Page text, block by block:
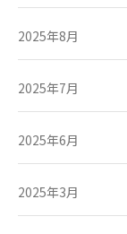
2025年8月
2025年7月
2025年6月
2025年3月